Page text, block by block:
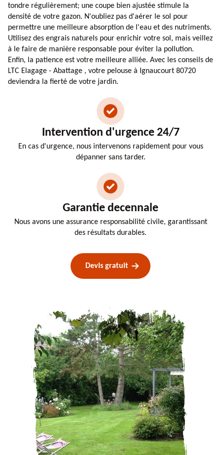
tondre régulièrement; une coupe bien ajustée stimule la
densité de votre gazon. N'oubliez pas d'aérer le sol pour
permettre une meilleure absorption de l'eau et des nutriments.
Utilisez des engrais naturels pour enrichir votre sol, mais veillez
à le faire de manière responsable pour éviter la pollution.
Enfin, la patience est votre meilleure alliée. Avec les conseils de
LTC Elagage - Abattage , votre pelouse à Ignaucourt 80720
deviendra la fierté de votre jardin.
Intervention d'urgence 24/7
En cas d'urgence, nous intervenons rapidement pour vous
dépanner sans tarder.
Garantie decennale
Nous avons une assurance responsabilité civile, garantissant
des résultats durables.
Devis gratuit